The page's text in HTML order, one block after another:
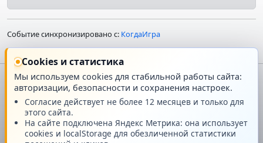
Событие синхронизировано с: КогдаИгра
Главная О проекте
Техподдержка
Новости
Cookies и статистика
Мы используем cookies для стабильной работы сайта:
авторизации, безопасности и сохранения настроек.
Согласие действует не более 12 месяцев и только для
этого сайта.
На сайте подключена Яндекс Метрика: она использует
cookies и localStorage для обезличенной статистики